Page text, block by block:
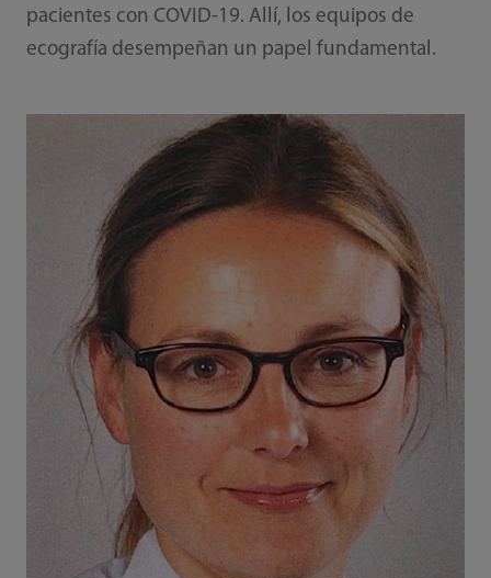
pacientes con COVID-19. Allí, los equipos de
ecografía desempeñan un papel fundamental.